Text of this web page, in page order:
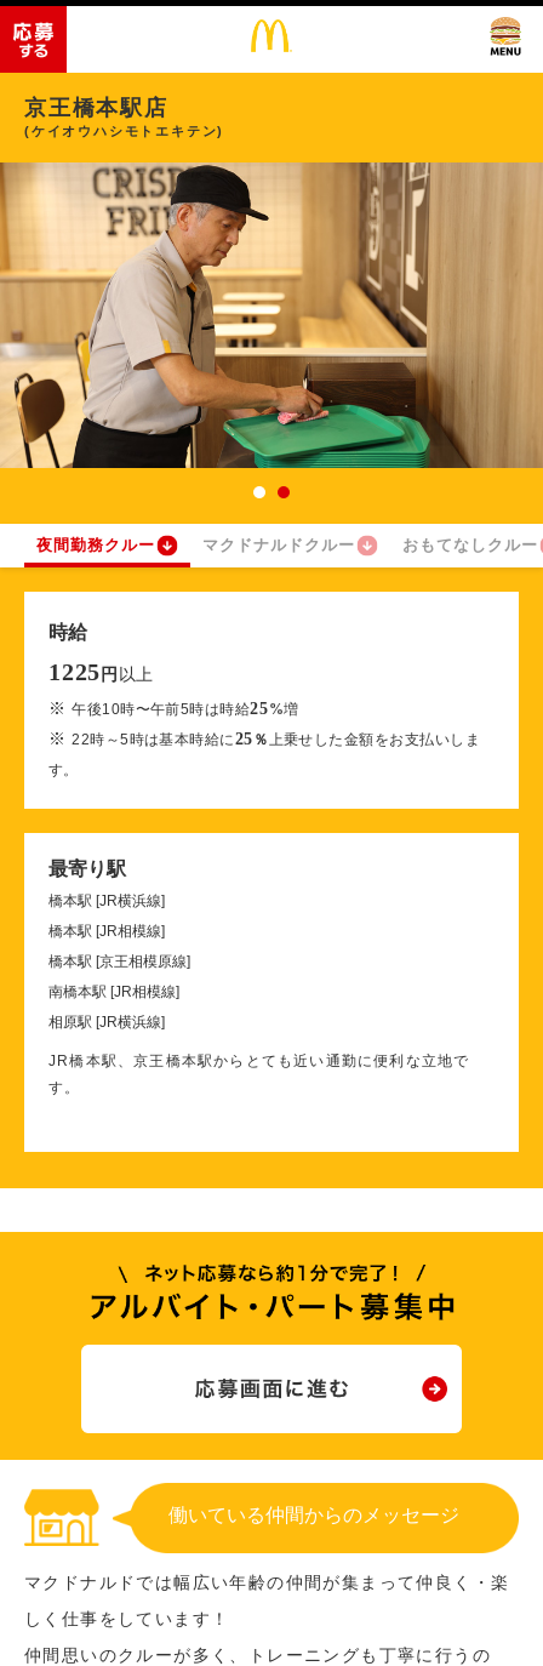
京王橋本駅店
(ケイオウハシモトエキテン)
夜間勤務クルー マクドナルドクルー おもてなしクルー
時給
1225 円 以上
※午後10時〜午前5時は時給25%増
※22時～5時は基本時給に25 ％ 上乗せした金額をお支払いしま
す。
最寄り駅
橋本駅 [JR横浜線]
橋本駅 [JR相模線]
橋本駅 [京王相模原線]
南橋本駅 [JR相模線]
相原駅 [JR横浜線]
JR橋本駅、京王橋本駅からとても近い通勤に便利な立地で
す。
働いている仲間からのメッセージ
マクドナルドでは幅広い年齢の仲間が集まって仲良く・楽
しく仕事をしています！
仲間思いのクルーが多く、トレーニングも丁寧に行うの